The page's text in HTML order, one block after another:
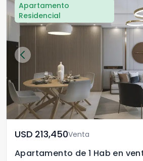
Apartamento
Residencial
USD	213,450Venta